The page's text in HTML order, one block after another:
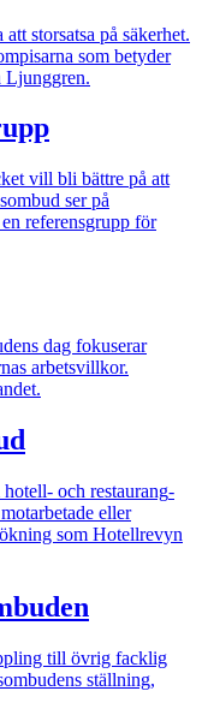
storsatsa på säkerhet.
som betyder
Ljunggren.
vill bli bättre på att
ser på
referensgrupp för
dag fokuserar
arbetsvillkor.
hotell- och restaurang­
eller
som Hotellrevyn
till övrig facklig
ställning,